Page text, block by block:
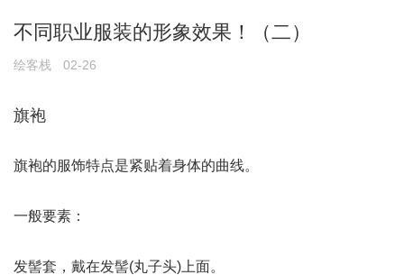
不同职业服装的形象效果！（二）
绘客栈 02-26
旗袍
旗袍的服饰特点是紧贴着身体的曲线。
一般要素：
发髻套，戴在发髻(丸子头)上面。